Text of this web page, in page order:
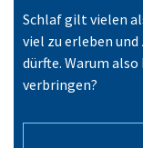
Schlaf gilt vielen
viel zu erleben und
dürfte. Warum
verbringen?